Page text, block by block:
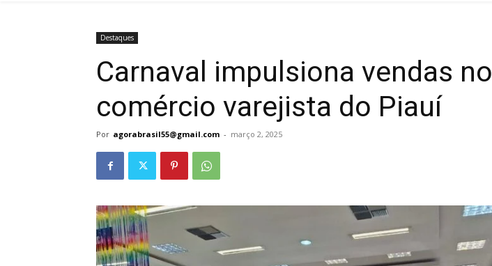
Destaques
Carnaval impulsiona vendas no
comércio varejista do Piauí
Por agorabrasil55@gmail.com - março 2, 2025